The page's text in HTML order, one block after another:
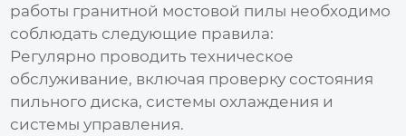
работы гранитной мостовой пилы необходимо
соблюдать следующие правила:
Регулярно проводить техническое
обслуживание, включая проверку состояния
пильного диска, системы охлаждения и
системы управления.